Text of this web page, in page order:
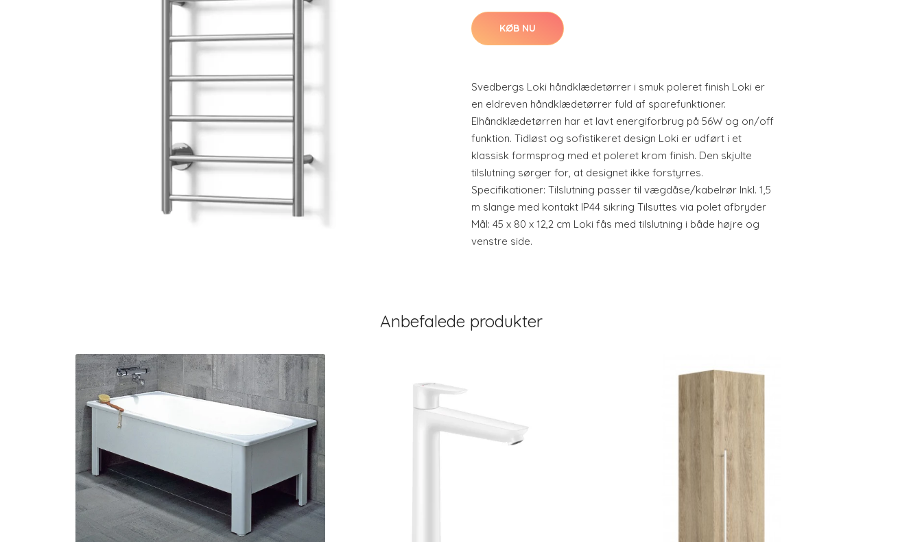
KØB NU
Svedbergs Loki håndklædetørrer i smuk poleret finish Loki er
en eldreven håndklædetørrer fuld af sparefunktioner.
Elhåndklædetørren har et lavt energiforbrug på 56W og on/off
funktion. Tidløst og sofistikeret design Loki er udført i et
klassisk formsprog med et poleret krom finish. Den skjulte
tilslutning sørger for, at designet ikke forstyrres.
Specifikationer: Tilslutning passer til vægdåse/kabelrør Inkl. 1,5
m slange med kontakt IP44 sikring Tilsuttes via polet afbryder
Mål: 45 x 80 x 12,2 cm Loki fås med tilslutning i både højre og
venstre side.
Anbefalede produkter